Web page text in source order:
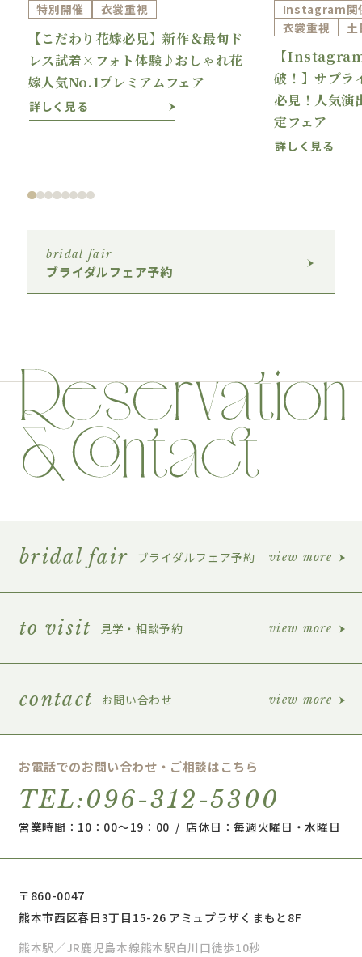
特別開催 衣裳重視
【こだわり花嫁必見】新作＆最旬ド
レス試着×フォト体験♪おしゃれ花
嫁人気No.1プレミアムフェア
詳しく見る
Instagram関
衣裳重視
土
【
破！】サプラ
必見！人気演
定フェア
詳しく見る
bridal fair
ブライダルフェア予約
bridal fair ブライダルフェア予約 view more
to visit 見学・相談予約 view more
contact お問い合わせ view more
お電話でのお問い合わせ・ご相談はこちら
TEL:096-312-5300
営業時間：10：00～19：00 / 店休日：毎週火曜日・水曜日
〒860-0047
熊本市西区春日3丁目15-26 アミュプラザくまもと8F
熊本駅／JR鹿児島本線熊本駅白川口徒歩10秒